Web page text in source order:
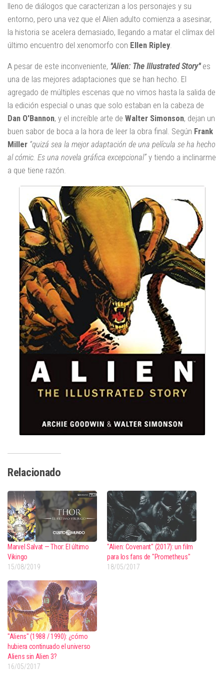
lleno de diálogos que caracterizan a los personajes y su
entorno, pero una vez que el Alien adulto comienza a asesinar,
la historia se acelera demasiado, llegando a matar el clímax del
último encuentro del xenomorfo con Ellen Ripley
A pesar de este inconveniente, "Alien: The Illustrated Story"es
una de las mejores adaptaciones que se han hecho. El
agregado de múltiples escenas que no vimos hasta la salida de
la edición especial o unas que solo estaban en la cabeza de
Dan O'Bannon, y el increíble arte de Walter Simonson, dejan un
buen sabor de boca a la hora de leer la obra final. Según Frank
Miller “quizá sea la mejor adaptación de una película se ha hecho
al cómic. Es una novela gráfica excepcional” y tiendo a inclinarme
a que tiene razón.
Relacionado
Marvel Salvat — Thor: El último
Vikingo
15/08/2019
"Alien: Covenant" (2017): un film
para los fans de "Prometheus"
18/05/2017
"Aliens" (1988 / 1990): ¿cómo
hubiera continuado el universo
Aliens sin Alien 3?
16/05/2017